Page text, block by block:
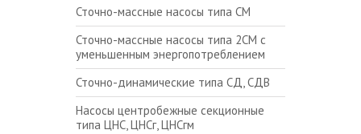
Сточно-массные насосы типа СМ
Сточно-массные насосы типа 2СМ с
уменьшенным энергопотреблением
Сточно-динамические типа СД, СДВ
Насосы центробежные секционные
типа ЦНС, ЦНСг, ЦНСгм